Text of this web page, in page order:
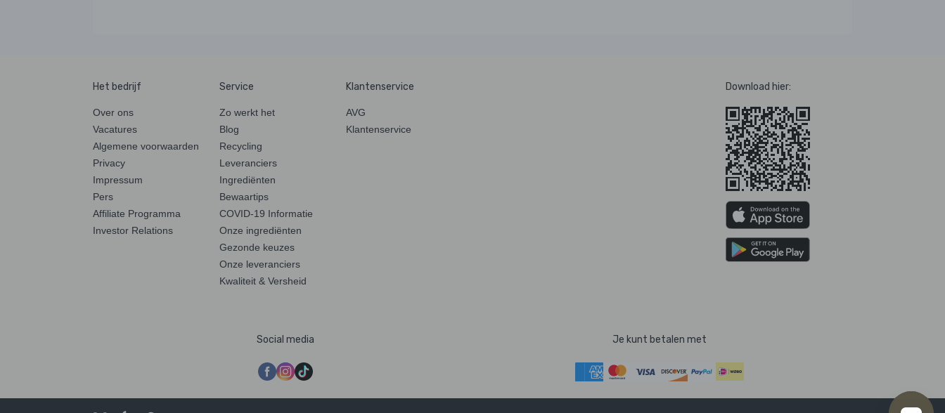
Het bedrijf
Over ons
Vacatures
Algemene voorwaarden
Privacy
Impressum
Pers
Affiliate Programma
Investor Relations
Service
Zo werkt het
Blog
Recycling
Leveranciers
Ingrediënten
Bewaartips
COVID-19 Informatie
Onze ingrediënten
Gezonde keuzes
Onze leveranciers
Kwaliteit & Versheid
Klantenservice
AVG
Klantenservice
Download hier:
Social media Je kunt betalen met